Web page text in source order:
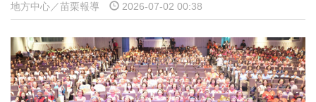
地方中心／苗栗報導 2026-07-02 00:38